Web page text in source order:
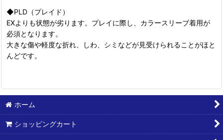
◆PLD（プレイド）
EXよりも状態が劣ります。プレイに際し、カラースリーブ着用が
必須となります。
大きな傷や軽度な折れ、しわ、シミなどが見受けられることがほと
んどです。
ホーム
ショッピングカート